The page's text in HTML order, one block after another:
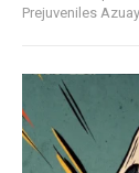
Prejuveniles